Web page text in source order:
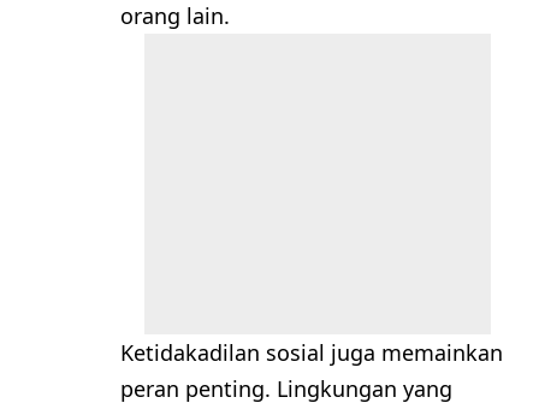
orang lain.
Ketidakadilan sosial juga memainkan
peran penting. Lingkungan yang